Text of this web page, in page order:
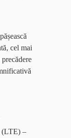
cel mai
(LTE) –